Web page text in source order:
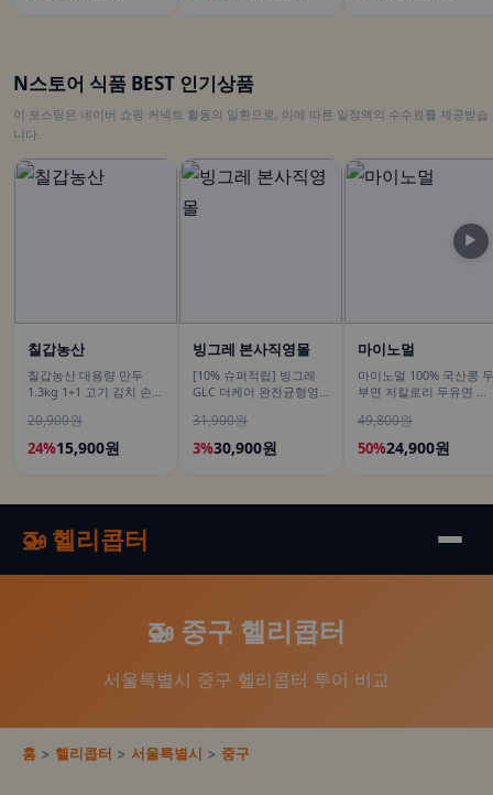
N스토어 식품 BEST 인기상품
이 포스팅은 네이버 쇼핑 커넥트 활동의 일환으로, 이에 따른 일정액의 수수료를 제공받습
니다.
칠갑농산
칠갑농산 대용량 만두
1.3kg 1+1 고기 김치 손만
20,900원
24%15,900원
빙그레 본사직영몰
[10% 슈퍼적립] 빙그레
GLC 더케어 완전균형영
개
31,900원
3%30,900원
마이노멀
마이노멀 100% 국산콩 두
부면 저칼로리 두유면 식
10개입
49,800원
50%24,900원
▶
🚁 헬리콥터
🚁 중구 헬리콥터
서울특별시 중구 헬리콥터 투어 비교
홈 > 헬리콥터 > 서울특별시 > 중구